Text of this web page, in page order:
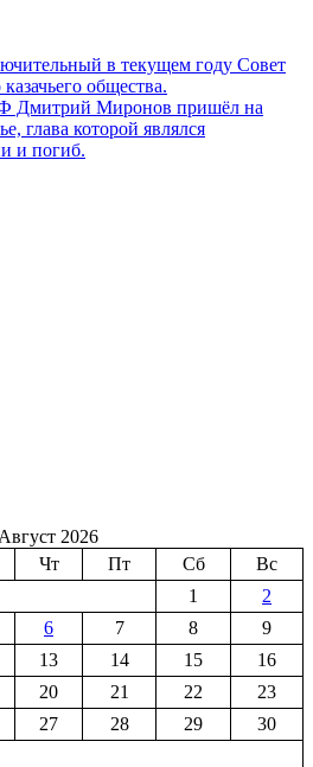
в текущем году Совет
общества.
Дмитрий Миронов пришёл на
глава которой являлся
и погиб.
Август 2026
Чт Пт Сб
Вс
1
2
6 7 8
9
13 14 15
16
20 21 22
23
27 28 29
30